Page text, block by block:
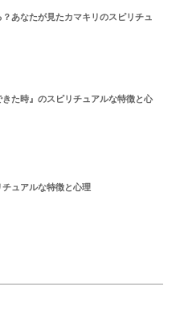
あなたが見たカマキリのスピリチュ
きた時』のスピリチュアルな特徴と心
チュアルな特徴と心理